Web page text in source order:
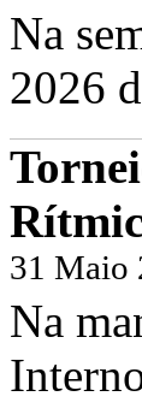
Na
2026
31 Maio
Na